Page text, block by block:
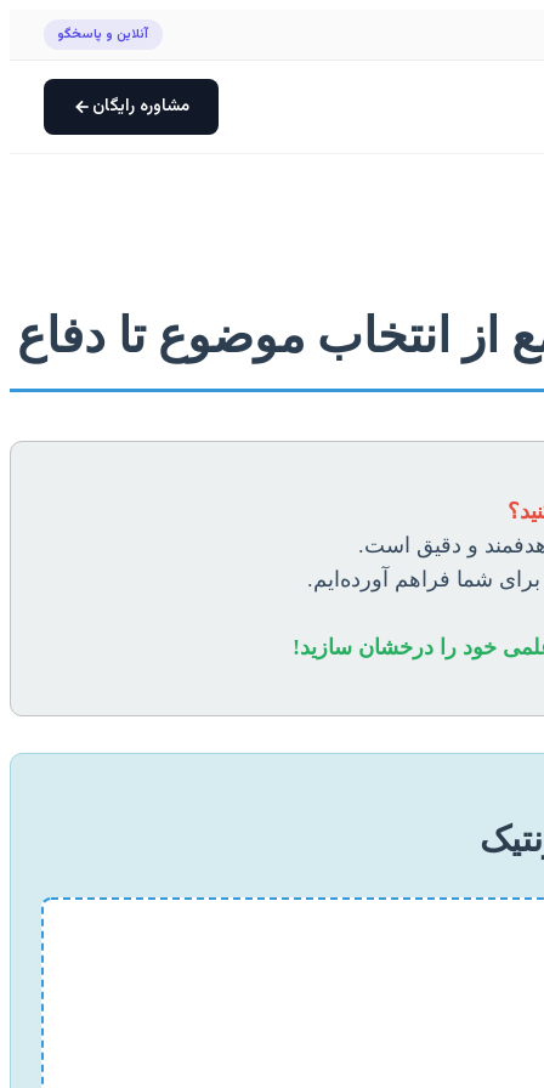
آنلاین و پاسخگو
مشاوره رایگان
از انتخاب موضوع تا دفاع
هدفمند و دقیق است.
برای شما فراهم آورده‌ایم.
علمی خود را درخشان سازید!